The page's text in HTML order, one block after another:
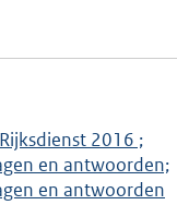
2016 ;
en antwoorden;
en antwoorden